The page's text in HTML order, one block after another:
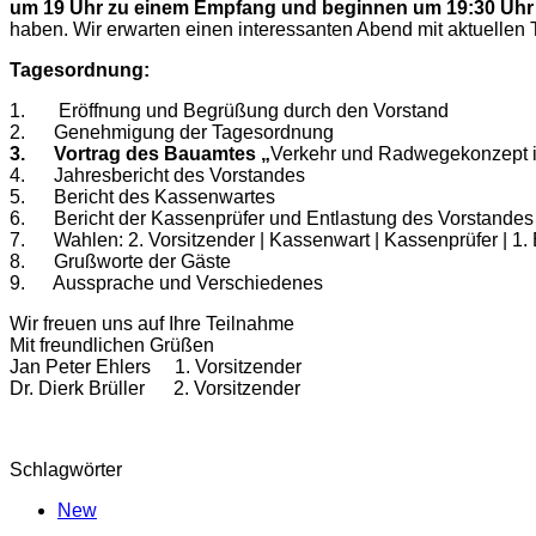
um 19 Uhr zu einem Empfang und beginnen um 19:30
haben. Wir erwarten einen interessanten Abend mit aktuellen
Tagesordnung:
1. Eröffnung und Begrüßung durch den Vorstand
2. Genehmigung der Tagesordnung
3. Vortrag des Bauamtes „Verkehr und Radwegekonzept
4. Jahresbericht des Vorstandes
5. Bericht des Kassenwartes
6. Bericht der Kassenprüfer und Entlastung des Vorstandes
7. Wahlen: 2. Vorsitzender | Kassenwart | Kassenprüfer | 1.
8. Grußworte der Gäste
9. Aussprache und Verschiedenes
Wir freuen uns auf Ihre Teilnahme
Mit freundlichen Grüßen
Jan Peter Ehlers 1. Vorsitzender
Dr. Dierk Brüller 2. Vorsitzender
Schlagwörter
New